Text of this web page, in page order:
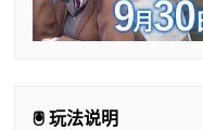
🖲️ 玩法说明